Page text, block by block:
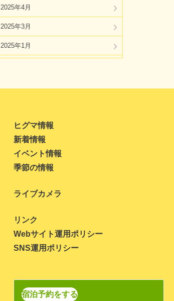
2025年4月
2025年3月
2025年1月
2024年7月
2024年5月
2024年1月
2023年11月
2023年10月
2023年7月
ヒグマ情報
新着情報
イベント情報
季節の情報
ライブカメラ
リンク
Webサイト運用ポリシー
SNS運用ポリシー
宿泊予約をする